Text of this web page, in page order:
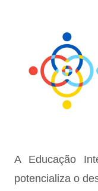
A Educação
potencializa o